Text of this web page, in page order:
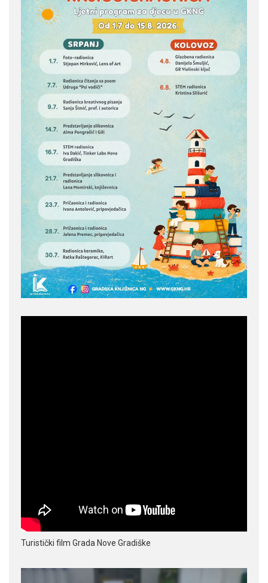
Turistički film Grada Nove Gradiške